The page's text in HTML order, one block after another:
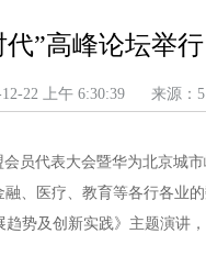
”高峰论坛举
12-22 上午 6:30:39 来源
员代表大会暨华为北京城
、医疗、教育等各行各业
势及创新实践》主题演讲